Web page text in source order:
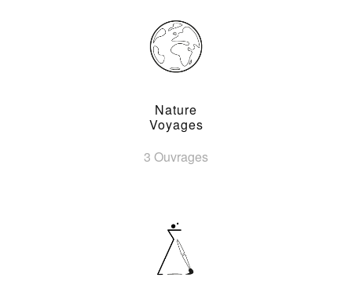
Nature
Voyages
3 Ouvrages